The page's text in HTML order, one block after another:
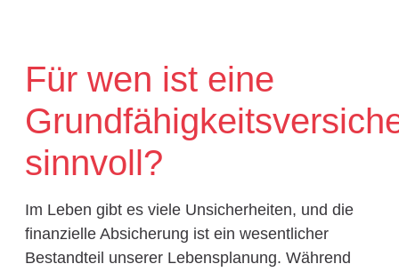
Für wen ist eine
sinnvoll?
Im Leben gibt es viele Unsicherheiten, und die
finanzielle Absicherung ist ein wesentlicher
Bestandteil unserer Lebensplanung. Während